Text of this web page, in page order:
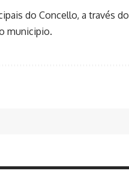
do Concello, a través do
municipio.